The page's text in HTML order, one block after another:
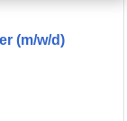
(m/w/d)